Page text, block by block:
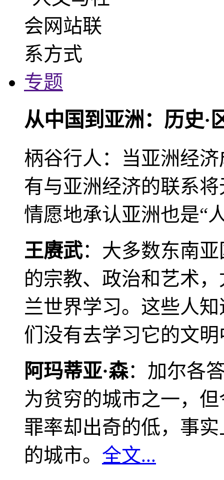
专题
从中国到亚洲：历史·
柄谷行人：当亚洲经
有与亚洲经济的联系
情愿地承认亚洲也是“
王赓武：大多数东南
的宗教、政治和艺术
兰世界学习。这些人
们没有去学习它的文
阿玛蒂亚·森：加尔各
为贫穷的城市之一，
罪率却出奇的低，事
的城市。 全文...